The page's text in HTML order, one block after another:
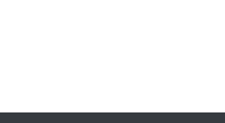
Effiziente